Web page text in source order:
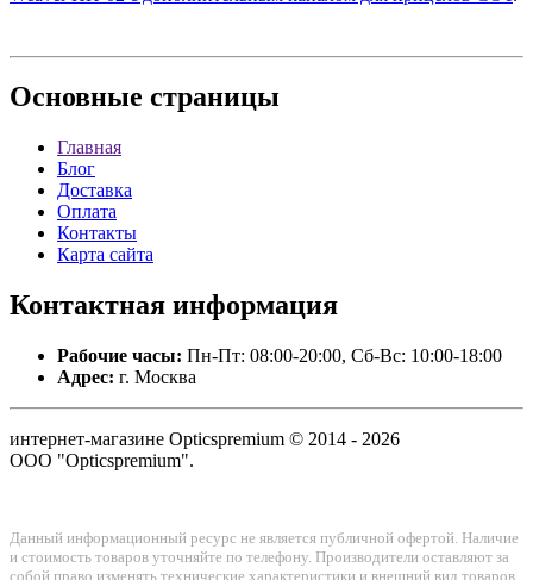
Основные страницы
Главная
Блог
Доставка
Оплата
Контакты
Карта сайта
Контактная информация
Рабочие часы: Пн-Пт: 08:00-20:00, Сб-Вс: 10:00-18:00
Адрес: г. Москва
интернет-магазине Opticspremium © 2014 - 2026
ООО "Opticspremium".
Данный информационный ресурс не является публичной офертой. Наличие
и стоимость товаров уточняйте по телефону. Производители оставляют за
собой право изменять технические характеристики и внешний вид товаров